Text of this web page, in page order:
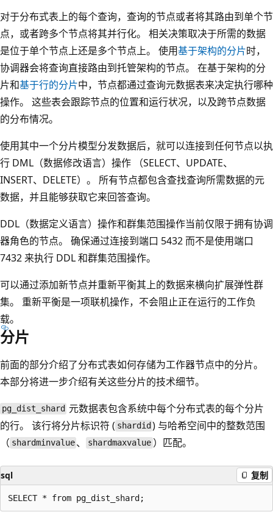
对于分布式表上的每个查询，查询的节点或者将其路由到单个节
点，或者跨多个节点将其并行化。 相关决策取决于所需的数据
是位于单个节点上还是多个节点上。 使用基于架构的分片时，
协调器会将查询直接路由到托管架构的节点。 在基于架构的分
片和基于行的分片中，节点都通过查询元数据表来决定执行哪种
操作。 这些表会跟踪节点的位置和运行状况，以及跨节点数据
的分布情况。
使用其中一个分片模型分发数据后，就可以连接到任何节点以执
行 DML（数据修改语言）操作 （SELECT、UPDATE、
INSERT、DELETE）。 所有节点都包含查找查询所需数据的元
数据，并且能够获取它来回答查询。
DDL（数据定义语言）操作和群集范围操作当前仅限于拥有协调
器角色的节点。 确保通过连接到端口 5432 而不是使用端口
7432 来执行 DDL 和群集范围操作。
可以通过添加新节点并重新平衡其上的数据来横向扩展弹性群
集。 重新平衡是一项联机操作，不会阻止正在运行的工作负
载。
分片
前面的部分介绍了分布式表如何存储为工作器节点中的分片。
本部分将进一步介绍有关这些分片的技术细节。
pg_dist_shard 元数据表包含系统中每个分布式表的每个分片
的行。 该行将分片标识符 ( shardid ) 与哈希空间中的整数范围
（ shardminvalue 、 shardmaxvalue ）匹配。
sql 复制